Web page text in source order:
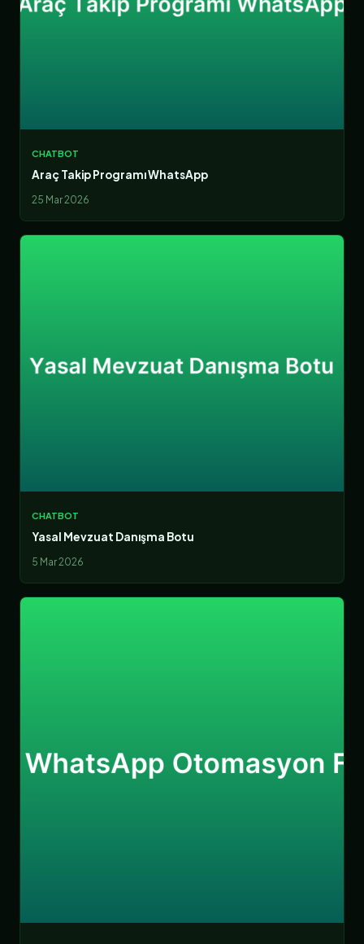
CHATBOT
Araç Takip Programı WhatsApp
25 Mar 2026
CHATBOT
Yasal Mevzuat Danışma Botu
5 Mar 2026